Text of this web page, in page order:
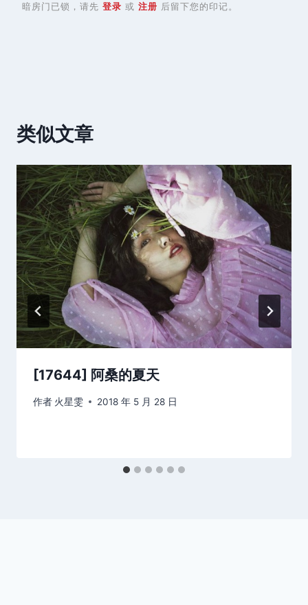
暗房门已锁，请先 登录 或 注册 后留下您的印记。
类似文章
[17644] 阿桑的夏天
作者 火星雯 2018 年 5 月 28 日